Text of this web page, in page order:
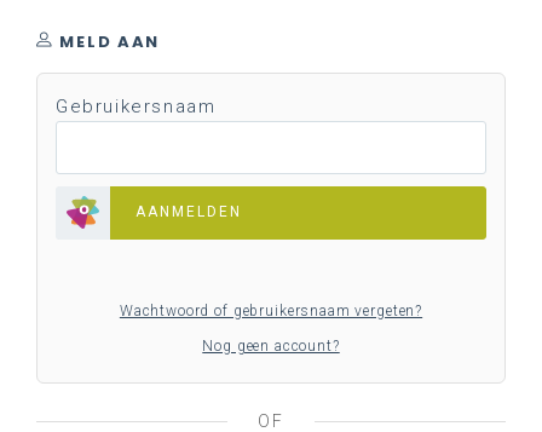
MELD AAN
Gebruikersnaam
AANMELDEN
Wachtwoord of gebruikersnaam vergeten?
Nog geen account?
OF